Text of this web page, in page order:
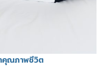
คุณภาพชีวิต